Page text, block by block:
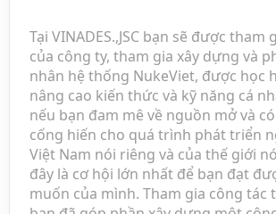
Tại VINADES.,JSC bạn sẽ được tham
của công ty, tham gia xây dựng và
nhân hệ thống NukeViet, được học
nâng cao kiến thức và kỹ năng cá
nếu bạn đam mê về nguồn mở và
cống hiến cho quá trình phát triển
Việt Nam nói riêng và của thế giới
đây là cơ hội lớn nhất để bạn đạt
muốn của mình. Tham gia công tác